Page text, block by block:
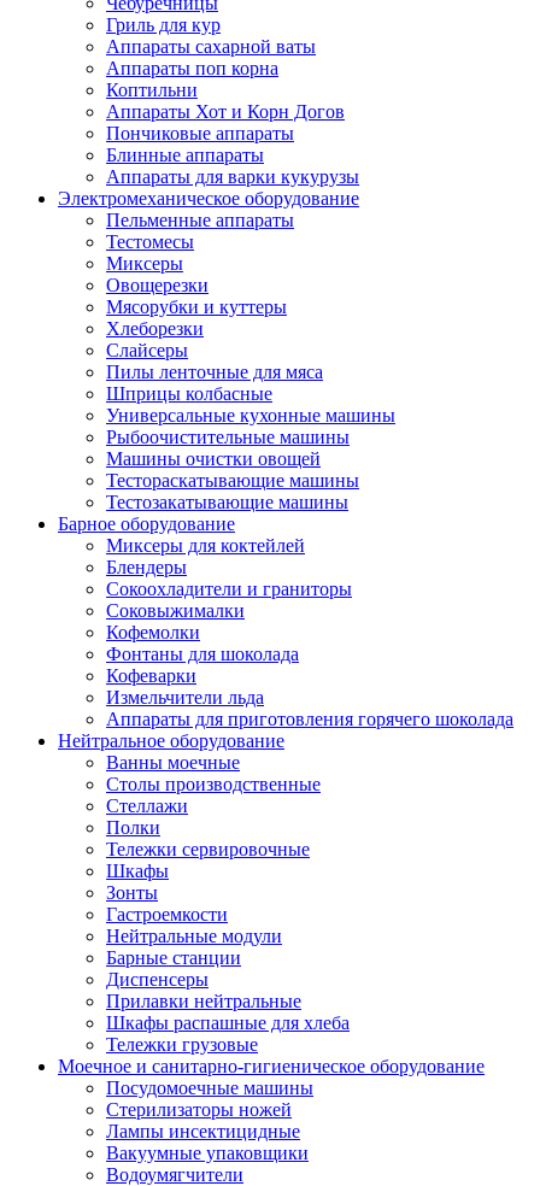
Гриль для кур
Аппараты сахарной ваты
Аппараты поп корна
Коптильни
Аппараты Хот и Корн Догов
Пончиковые аппараты
Блинные аппараты
Аппараты для варки кукурузы
Электромеханическое оборудование
Пельменные аппараты
Тестомесы
Миксеры
Овощерезки
Мясорубки и куттеры
Хлеборезки
Слайсеры
Пилы ленточные для мяса
Шприцы колбасные
Универсальные кухонные машины
Рыбоочистительные машины
Машины очистки овощей
Тестораскатывающие машины
Тестозакатывающие машины
Барное оборудование
Миксеры для коктейлей
Блендеры
Сокоохладители и граниторы
Соковыжималки
Кофемолки
Фонтаны для шоколада
Кофеварки
Измельчители льда
Аппараты для приготовления горячего шоколада
Нейтральное оборудование
Ванны моечные
Столы производственные
Стеллажи
Полки
Тележки сервировочные
Шкафы
Зонты
Гастроемкости
Нейтральные модули
Барные станции
Диспенсеры
Прилавки нейтральные
Шкафы распашные для хлеба
Тележки грузовые
Моечное и санитарно-гигиеническое оборудование
Посудомоечные машины
Стерилизаторы ножей
Лампы инсектицидные
Вакуумные упаковщики
Водоумягчители